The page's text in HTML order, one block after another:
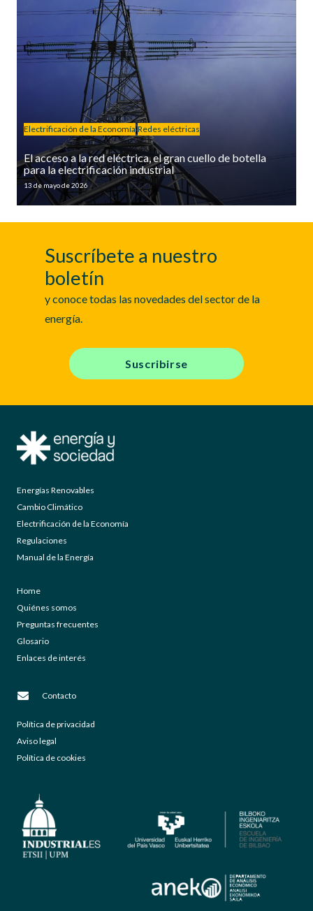
Electrificación de la Economía Redes eléctricas
El acceso a la red eléctrica, el gran cuello de botella
para la electrificación industrial
13 de mayo de 2026
Suscríbete a nuestro
boletín
y conoce todas las novedades del sector de la
energía.
Suscribirse
Energías Renovables
Cambio Climático
Electrificación de la Economía
Regulaciones
Manual de la Energía
Home
Quiénes somos
Preguntas frecuentes
Glosario
Enlaces de interés
Contacto
Política de privacidad
Aviso legal
Política de cookies